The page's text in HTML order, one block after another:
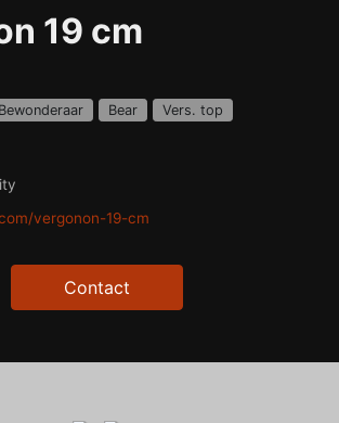
19 cm
Bewonderaar Bear
Vers. top
vergonon-19-cm
Contact